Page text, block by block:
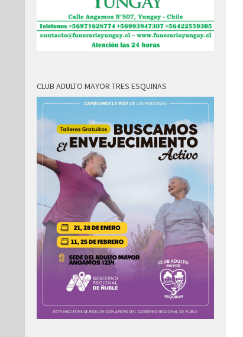
CLUB ADULTO MAYOR TRES ESQUINAS